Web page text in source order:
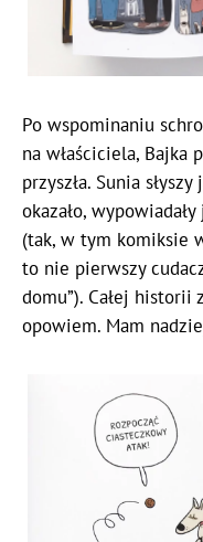
Po wspominaniu
na właściciela, Bajka
przyszła. Sunia
okazało,
(tak, w tym komiksie
to nie pierwszy
domu”). Całej
opowiem. Mam